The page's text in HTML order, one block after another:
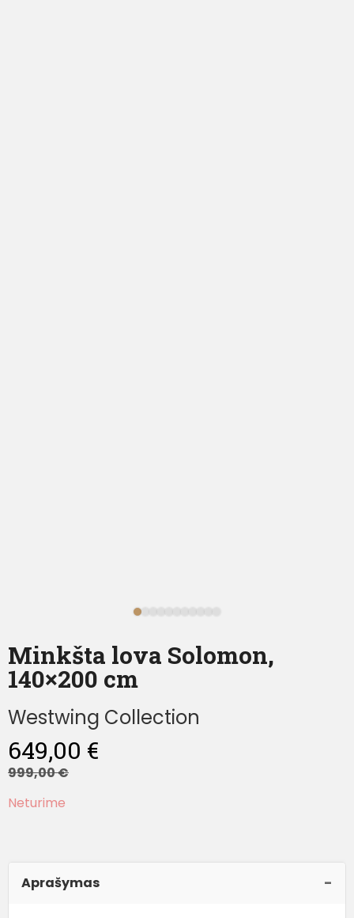
Minkšta lova Solomon,
140×200 cm
Westwing Collection
649,00 €
999,00€
Neturime
Aprašymas